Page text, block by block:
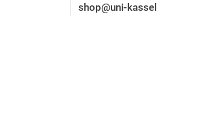
shop@uni-kassel